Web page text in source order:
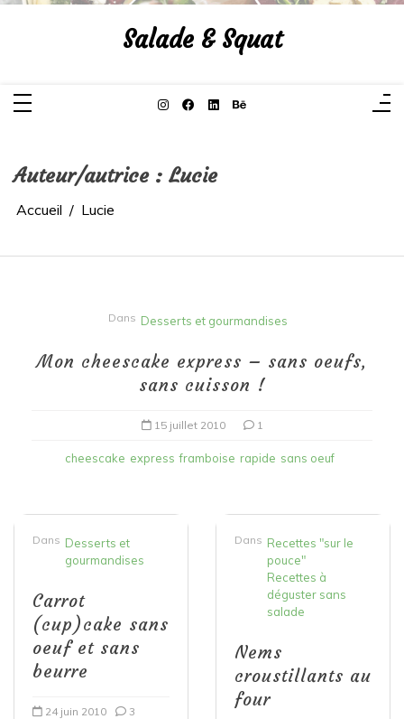
Aller
Salade & Squat
Auteur/autrice : Lucie
Accueil Lucie
Dans Desserts et gourmandises
Mon cheescake express – sans oeufs,
sans cuisson !
15 juillet 2010 1
cheescake express framboise rapide sans oeuf
Dans Desserts et
gourmandises
Carrot
(cup)cake sans
oeuf et sans
beurre
24 juin 2010 3
Dans Recettes "sur le
pouce"
Recettes à
déguster sans
salade
Nems
croustillants au
four